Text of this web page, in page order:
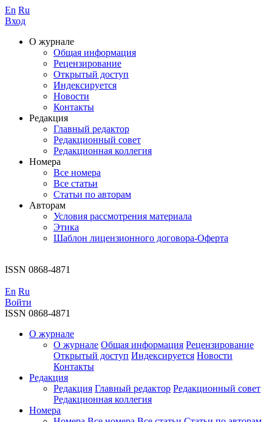
En Ru
Вход
О журнале
Общая информация
Рецензирование
Открытый доступ
Индексируется
Новости
Контакты
Редакция
Главный редактор
Редакционный совет
Редакционная коллегия
Номера
Все номера
Все статьи
Статьи по авторам
Авторам
Условия рассмотрения материала
Этика
Шаблон лицензионного договора-Оферта
ISSN 0868-4871
En Ru
Войти
ISSN 0868-4871
О журнале
О журнале Общая информация Рецензирование
Открытый доступ Индексируется Новости
Контакты
Редакция
Редакция Главный редактор Редакционный совет
Редакционная коллегия
Номера